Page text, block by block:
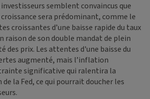
semblent convaincus que
sera prédominant, comme le
croissantes d’une baisse rapide du taux
raison de son double mandat de plein
des prix. Les attentes d'une baisse du
augmenté, mais l’inflation
significative qui ralentira la
la Fed, ce qui pourrait doucher les